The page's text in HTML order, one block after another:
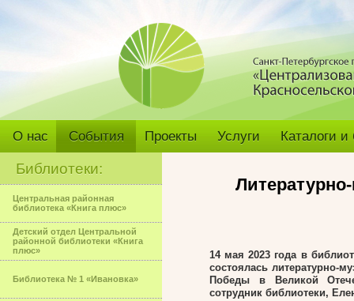
О нас События Проекты Услуги Каталоги
Библиотеки:
Центральная районная
библиотека «Книга плюс»
Детский отдел Центральной
районной библиотеки «Книга
плюс»
Библиотека № 1 «Ивановка»
14 мая 2023 года в
состоялась литературно-
Победы в Великой
сотрудник библиотеки,